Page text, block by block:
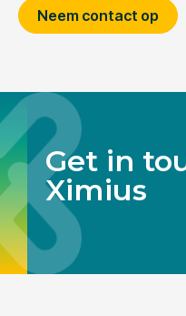
Neem contact op
Get in
Ximius